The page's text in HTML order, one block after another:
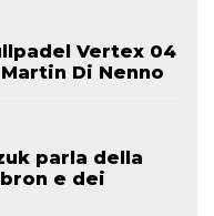
Vertex 04
Di Nenno
parla della
e dei